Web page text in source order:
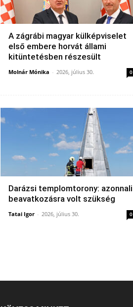
A zágrábi magyar külképviselet
első embere horvát állami
kitüntetésben részesült
Molnár Mónika - 2026, július 30. 0
Darázsi templomtorony: azonnali
beavatkozásra volt szükség
Tatai Igor - 2026, július 30. 0